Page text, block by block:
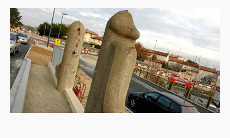
patrimoine
chateaux,
particuliers »